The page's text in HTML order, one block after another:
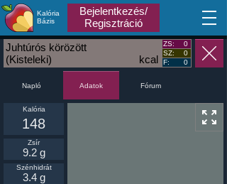
Kalória
Bázis
Bejelentkezés/
Regisztráció
MA
kcal
Juhtúrós körözött
(Kisteleki)
ZS:
0
SZ:
0
F:
0
Napló Adatok Fórum
Kalória
148
Zsír
9.2 g
Szénhidrát
3.4 g